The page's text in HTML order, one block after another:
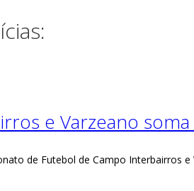
e Varzeano
de Futebol de Campo Interbairros